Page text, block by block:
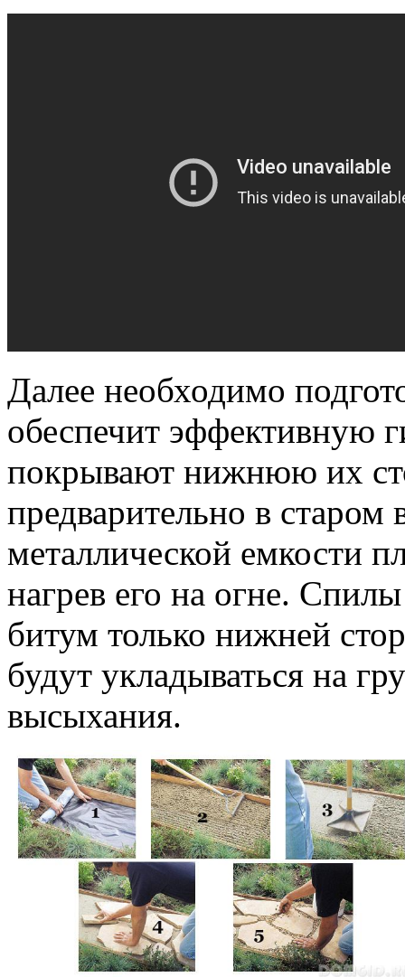
Далее необходимо
обеспечит эффективную
покрывают нижнюю их
предварительно в
металлической емкости
нагрев его на огне.
битум только нижней
будут укладываться на
высыхания.